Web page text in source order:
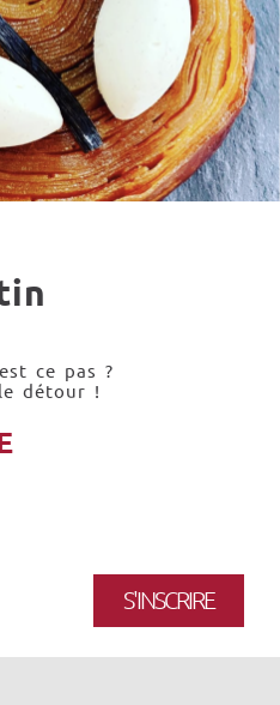
ce pas ?
détour !
S'INSCRIRE